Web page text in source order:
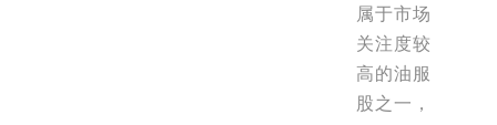
属于市场
关注度较
高的油服
股之一，